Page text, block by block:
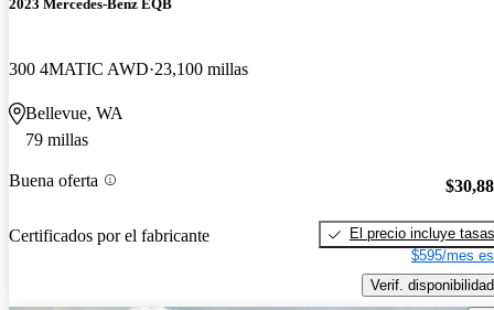
2023 Mercedes-Benz EQB
300 4MATIC AWD 23,100 millas
Bellevue, WA
79 millas
Buena oferta
Certificados por el fabricante
El precio incluye tasas
$595/mes
Verif. disponibilidad